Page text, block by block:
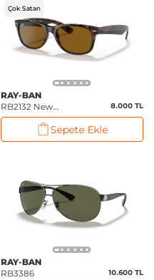
Çok Satan
RAY-BAN
RB2132 New
Wayfarer Classic
8.000 TL
Sepete Ekle
RAY-BAN
RB3386
10.600 TL